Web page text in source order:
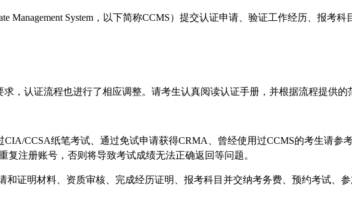
Management System，以下简称CCMS）提交认证申请、验证工作经历、报考科
，认证流程也进行了相应调整。请考生认真阅读认证手册，并根据流程提供的
CCSA纸笔考试、通过免试申请获得CRMA、曾经使用过CCMS的考生请参
复注册账号，否则将导致考试成绩无法正确返回等问题。
证明材料、资质审核、完成经历证明、报考科目并交纳考务费、预约考试、